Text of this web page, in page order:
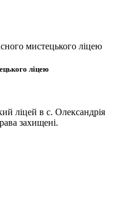
мистецького ліцею
ліцею
ліцей в с. Олександрія
захищені.